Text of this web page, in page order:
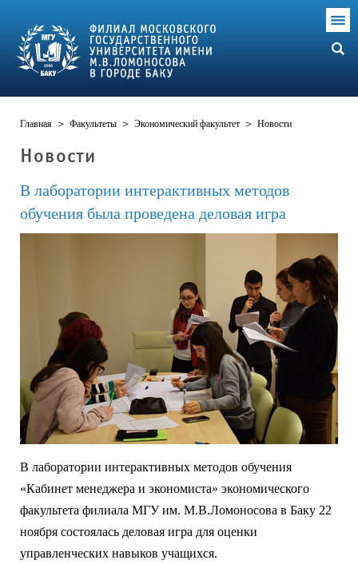
Главная > Факультеты > Экономический факультет > Новости
Новости
В лаборатории интерактивных методов
обучения была проведена деловая игра
В лаборатории интерактивных методов обучения
«Кабинет менеджера и экономиста» экономического
факультета филиала МГУ им. М.В.Ломоносова в Баку 22
ноября состоялась деловая игра для оценки
управленческих навыков учащихся.